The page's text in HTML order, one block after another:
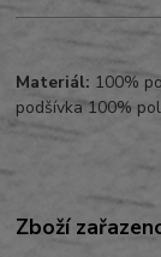
Materiál: 100%
podšívka 100%
Zboží